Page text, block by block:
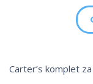
Carter’s komplet